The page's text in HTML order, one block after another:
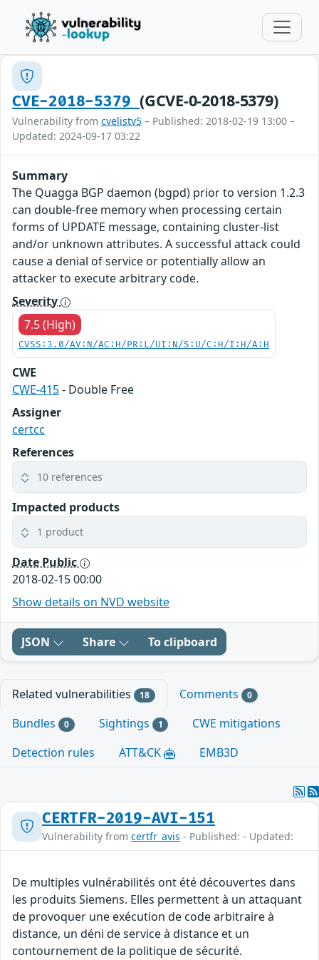
CVE-2018-5379(GCVE-0-2018-5379)
Vulnerability from cvelistv5 – Published: 2018-02-19 13:00 –
Updated: 2024-09-17 03:22
Summary
The Quagga BGP daemon (bgpd) prior to version 1.2.3
can double-free memory when processing certain
forms of UPDATE message, containing cluster-list
and/or unknown attributes. A successful attack could
cause a denial of service or potentially allow an
attacker to execute arbitrary code.
Severity
7.5 (High)
CVSS:3.0/AV:N/AC:H/PR:L/UI:N/S:U/C:H/I:H/A:H
CWE
CWE-415- Double Free
Assigner
certcc
References
10 references
Impacted products
1 product
Date Public
2018-02-15 00:00
Show details on NVD website
JSON Share To clipboard
Related vulnerabilities 18 Comments 0
Bundles 0 Sightings 1
CWE mitigations
Detection rules
ATT&CK EMB3D
CERTFR-2019-AVI-151
Vulnerability from certfr_avis - Published: - Updated:
De multiples vulnérabilités ont été découvertes dans
les produits Siemens. Elles permettent à un attaquant
de provoquer une exécution de code arbitraire à
distance, un déni de service à distance et un
contournement de la politique de sécurité.